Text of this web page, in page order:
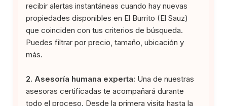
recibir alertas instantáneas cuando hay nuevas
propiedades disponibles en El Burrito (El Sauz)
que coinciden con tus criterios de búsqueda.
Puedes filtrar por precio, tamaño, ubicación y
más.
2. Asesoría humana experta: Una de nuestras
asesoras certificadas te acompañará durante
todo el proceso. Desde la primera visita hasta la